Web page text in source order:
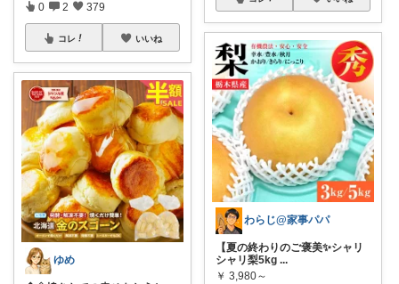
0 2 379
コレ いいね
ゆめ
わらじ@家事パパ
【夏の終わりのご褒美✨シャリ
シャリ梨5kg ...
￥ 3,980～